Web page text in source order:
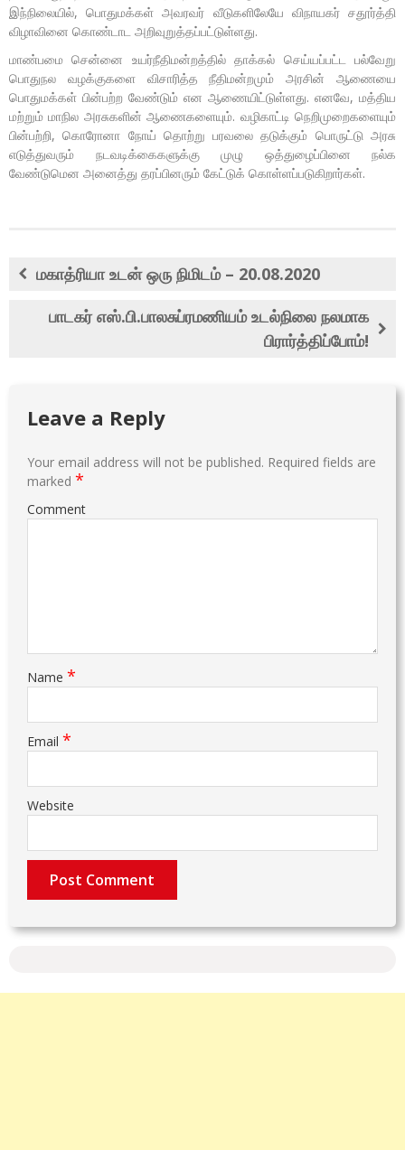
இந்நிலையில்‌, பொதுமக்கள்‌ அவரவர்‌ வீடுகளிலேயே விநாயகர்‌ சதூர்த்தி
விழாவினை கொண்டாட அறிவுறுத்தப்பட்டுள்ளது.
மாண்பமை சென்னை உயர்நீதிமன்றத்தில்‌ தாக்கல்‌ செய்யப்பட்ட பல்வேறு
பொதுநல வழக்குகளை விசாரித்த நீதிமன்றமும்‌ அரசின்‌ ஆணையை
பொதுமக்கள்‌ பின்பற்ற வேண்டும்‌ என ஆணையிட்டுள்ளது. எனவே, மத்திய
மற்றும்‌ மாநில அரசுகளின்‌ ஆணைகளையும்‌. வழிகாட்டி நெறிமுறைகளையும்‌
பின்பற்றி, கொரோனா நோய்‌ தொற்று பரவலை தடுக்கும்‌ பொருட்டு அரசு
எடுத்துவரும்‌ நடவடிக்கைகளுக்கு முழு ஒத்துழைப்பினை நல்க
வேண்டுமென அனைத்து தரப்பினரும்‌ கேட்டுக்‌ கொள்ளப்படுகிறார்கள்‌.
மகாத்ரியா உடன் ஒரு நிமிடம் – 20.08.2020
பாடகர் எஸ்.பி.பாலசுப்ரமணியம் உடல்நிலை நலமாக
பிரார்த்திப்போம்!
Leave a Reply
Your email address will not be published. Required fields are
marked *
Comment
Name *
Email *
Website